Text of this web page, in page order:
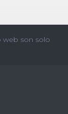
web son solo